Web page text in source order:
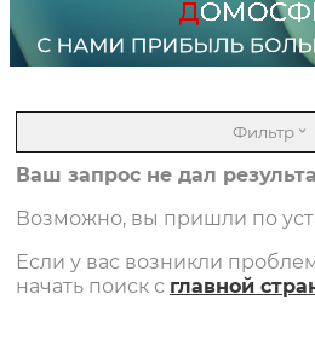
Фильтр
Ваш запрос не дал
Возможно, вы пришли по
Если у вас возникли
начать поиск с главной